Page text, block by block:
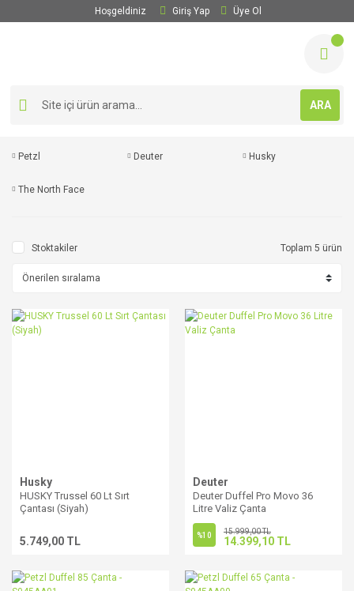
Hoşgeldiniz Giriş Yap Üye Ol
ARA
Petzl Deuter Husky
The North Face
Stoktakiler Toplam 5 ürün
Husky
HUSKY Trussel 60 Lt Sırt
Çantası (Siyah)
5.749,00 TL
Deuter
Deuter Duffel Pro Movo 36
Litre Valiz Çanta
%10 15.999,00 TL
14.399,10 TL